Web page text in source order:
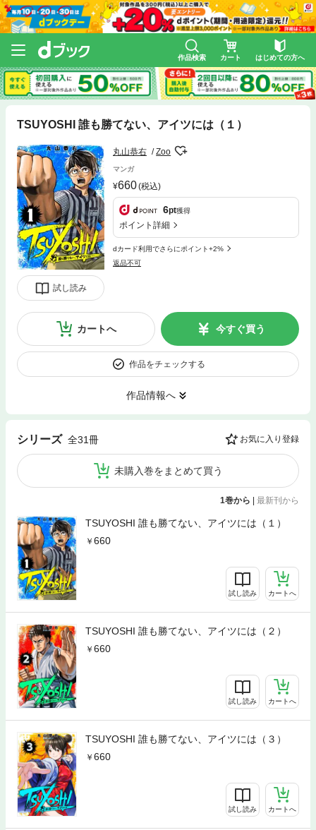
作品検索 カート はじめての方へ
TSUYOSHI 誰も勝てない、アイツには（１）
試し読み
丸山恭右 Zoo
マンガ
660(税込)
6pt獲得
ポイント詳細
dカード利用でさらにポイント+2%
返品不可
カートへ 今すぐ買う
作品をチェックする
作品情報へ
シリーズ 全31冊 お気に入り登録
未購入巻をまとめて買う
1巻から | 最新刊から
TSUYOSHI 誰も勝てない、アイツには（１）
660
試し読み カートへ
TSUYOSHI 誰も勝てない、アイツには（２）
660
試し読み カートへ
TSUYOSHI 誰も勝てない、アイツには（３）
660
試し読み カートへ